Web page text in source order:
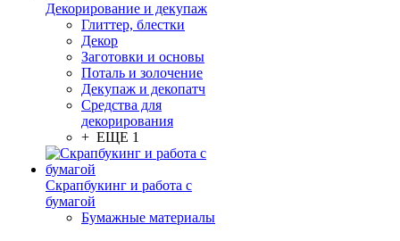
Декорирование и декупаж
Глиттер, блестки
Декор
Заготовки и основы
Поталь и золочение
Декупаж и декопатч
Средства для
декорирования
+ ЕЩЕ 1
Скрапбукинг и работа с
бумагой
Бумажные материалы